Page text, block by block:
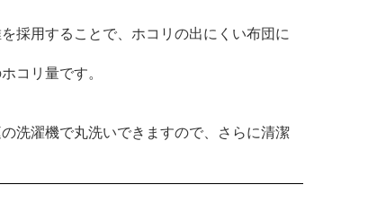
採用することで、ホコリの出にくい布団に
コリ量です。
洗濯機で丸洗いできますので、さらに清潔